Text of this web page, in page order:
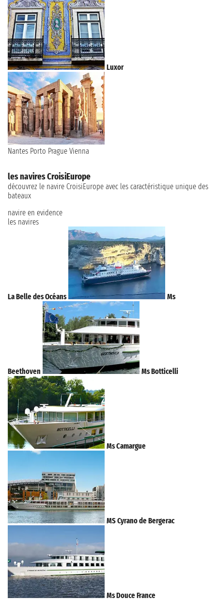
Luxor
Nantes Porto Prague Vienna
les navires CroisiEurope
découvrez le navire CroisiEurope avec les caractéristique unique des
bateaux
navire en evidence
les navires
La Belle des Océans Ms
Beethoven Ms Botticelli
Ms Camargue
MS Cyrano de Bergerac
Ms Douce France